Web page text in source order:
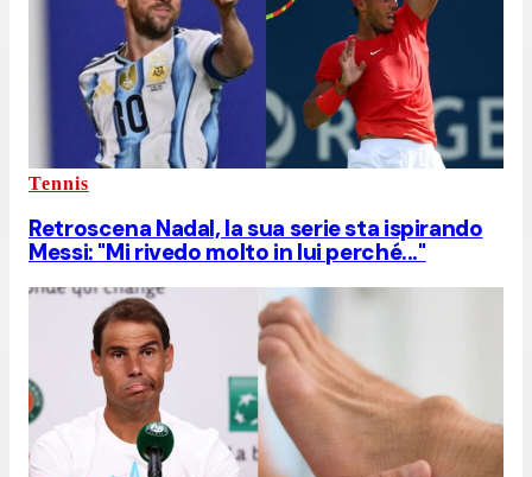
Tennis
Retroscena Nadal, la sua serie sta ispirando
Messi: "Mi rivedo molto in lui perché..."